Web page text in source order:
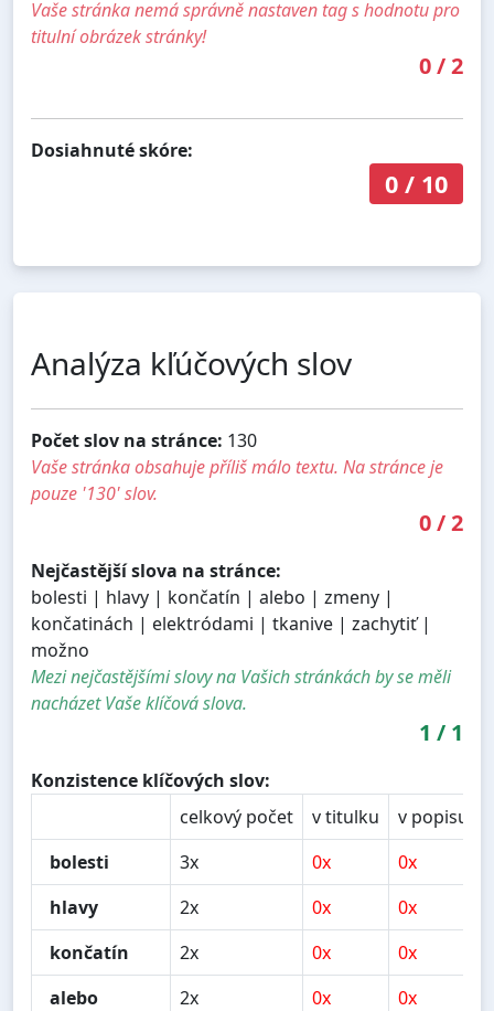
Vaše stránka nemá správně nastaven tag s hodnotu pro
titulní obrázek stránky!
0/2
Dosiahnuté skóre:
0/ 10
Analýza kľúčových slov
Počet slov na stránce: 130
Vaše stránka obsahuje příliš málo textu. Na stránce je
pouze '130' slov.
0/2
Nejčastější slova na stránce:
bolesti | hlavy | končatín | alebo | zmeny |
končatinách | elektródami | tkanive | zachytiť |
možno
Mezi nejčastějšími slovy na Vašich stránkách by se měli
nacházet Vaše klíčová slova.
1 / 1
Konzistence klíčových slov:
celkový počet
v titulku v popisu
bolesti
3x 0x 0x
hlavy
2x 0x 0x
končatín
2x 0x 0x
alebo
2x 0x 0x